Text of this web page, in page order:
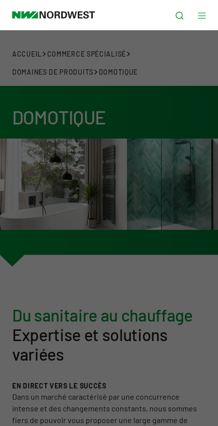
ACCUEIL COMMERCE SPÉCIALISÉ
DOMAINES DE PRODUITS DOMOTIQUE
DOMOTIQUE
Du sanitaire au chauffage
Expertise et solutions
variées
EN DIRECT VERS LE SUCCÈS
Dans un marché caractérisé par une concurrence
intense et des changements constants, nous sommes
fiers de pouvoir vous proposer une large gamme de